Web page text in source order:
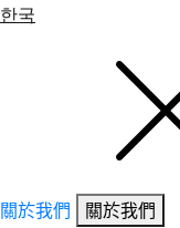
한국
關於我們
關於我們